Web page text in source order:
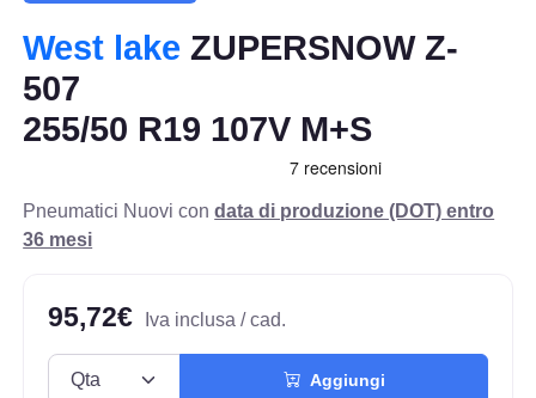
West lake ZUPERSNOW Z-
507
255/50 R19 107V M+S
Pneumatici Nuovi condata di produzione (DOT) entro
36 mesi
95,72€ Iva inclusa / cad.
Aggiungi